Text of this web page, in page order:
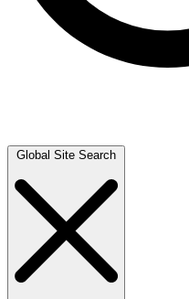
Global Site Search